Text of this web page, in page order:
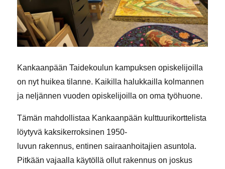
Kankaanpään Taidekoulun kampuksen opiskelijoilla
on nyt huikea tilanne. Kaikilla halukkailla kolmannen
ja neljännen vuoden opiskelijoilla on oma työhuone.
Tämän mahdollistaa Kankaanpään kulttuurikorttelista
löytyvä kaksikerroksinen 1950-
luvun rakennus, entinen sairaanhoitajien asuntola.
Pitkään vajaalla käytöllä ollut rakennus on joskus